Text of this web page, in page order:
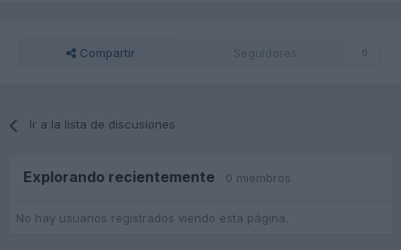
Compartir Seguidores 0
Ir a la lista de discusiones
Explorando recientemente 0 miembros
No hay usuarios registrados viendo esta página.